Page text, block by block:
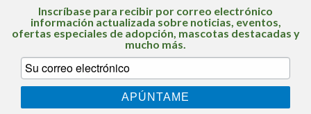
Inscríbase para recibir por correo electrónico
información actualizada sobre noticias, eventos,
ofertas especiales de adopción, mascotas destacadas y
mucho más.
APÚNTAME